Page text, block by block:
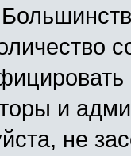
и
не